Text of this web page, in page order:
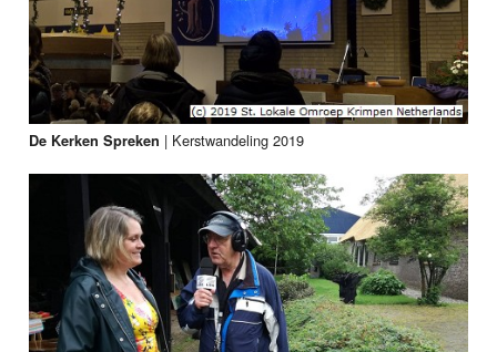
De Kerken Spreken | Kerstwandeling 2019